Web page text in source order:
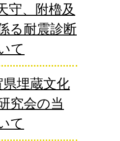
守、附櫓及
る耐震診断
て
埋蔵文化
究会の当
て